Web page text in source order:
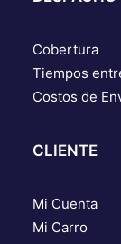
Cobertura
Tiempos
Costos de
CLIENTE
Mi Cuenta
Mi Carro